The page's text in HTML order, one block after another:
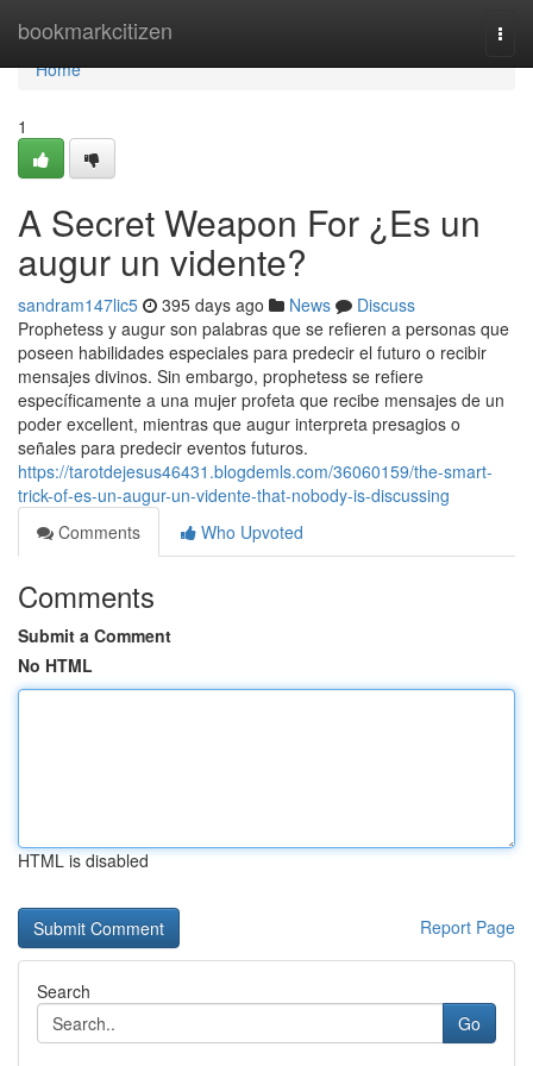
bookmarkcitizen
Home
Home
1
A Secret Weapon For ¿Es un
augur un vidente?
sandram147lic5 395 days ago News
Discuss
Prophetess y augur son palabras que se refieren a personas que
poseen habilidades especiales para predecir el futuro o recibir
mensajes divinos. Sin embargo, prophetess se refiere
específicamente a una mujer profeta que recibe mensajes de un
poder excellent, mientras que augur interpreta presagios o
señales para predecir eventos futuros.
https://tarotdejesus46431.blogdemls.com/36060159/the-smart-
trick-of-es-un-augur-un-vidente-that-nobody-is-discussing
Comments
Who Upvoted
Comments
Submit a Comment
No HTML
HTML is disabled
Report Page
Search
Go